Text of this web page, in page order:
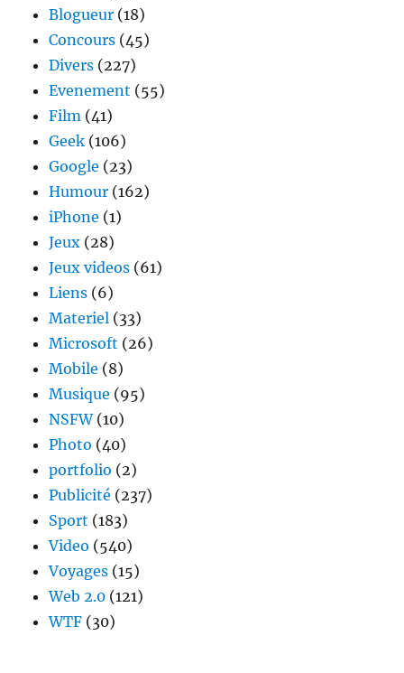
2014
de
Formule
1
Blogueur (18)
Concours (45)
Divers (227)
Evenement (55)
Film (41)
Geek (106)
Google (23)
Humour (162)
iPhone (1)
Jeux (28)
Jeux videos (61)
Liens (6)
Materiel (33)
Microsoft (26)
Mobile (8)
Musique (95)
NSFW(10)
Photo (40)
portfolio (2)
Publicité (237)
Sport (183)
Video (540)
Voyages (15)
Web 2.0 (121)
WTF (30)